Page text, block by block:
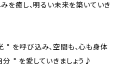
を癒し、明るい未来を築いていき
" を呼び込み、空間も、心も身体
分 " を愛していきましょう♪